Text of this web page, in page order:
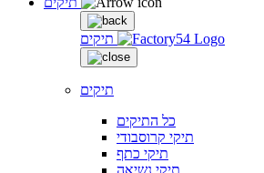
תיקים
תיקים
כל התיקים
תיקי קרוסבודי
תיקי כתף
תיקי נשיאה